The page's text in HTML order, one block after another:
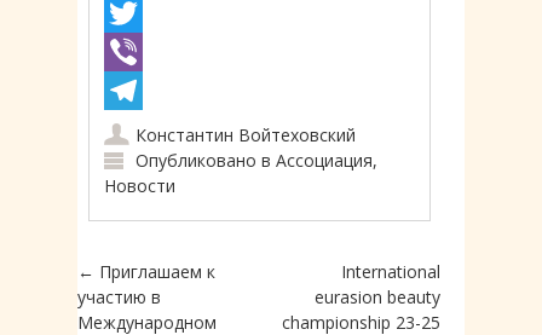
Odnoklassniki
Twitter
Viber
Telegram
Константин Войтеховский
Опубликовано вАссоциация,
Новости
Навигация по записям
← Приглашаем к
участию в
Международном
International
eurasion beauty
championship 23-25